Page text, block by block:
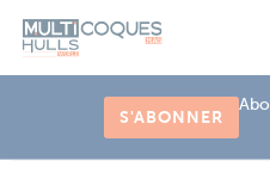
S'ABONNER